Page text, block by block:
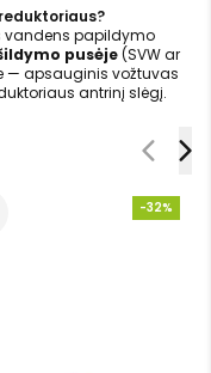
vandens papildymo
pusėje(SVW ar
— apsauginis vožtuvas
antrinį slėgį.
-32%